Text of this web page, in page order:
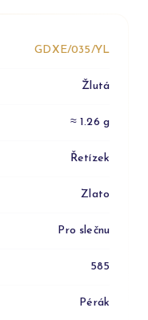
GDXE/035/YL
Žlutá
≈ 1.26 g
Řetízek
Zlato
Pro slečnu
585
Pérák